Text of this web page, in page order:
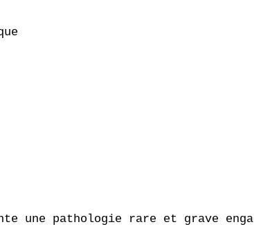
une pathologie rare et grave